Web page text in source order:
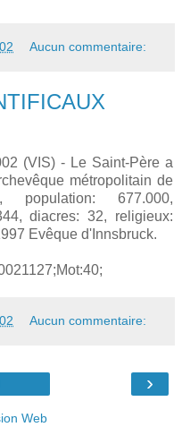
Aucun commentaire:
(VIS) - Le Saint-Père a
métropolitain de
population: 677.000,
diacres: 32, religieux:
Evêque d'Innsbruck.
Aucun commentaire:
›
Web